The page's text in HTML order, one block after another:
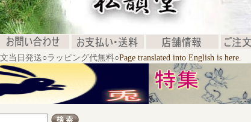
当日発送○ラッピング代無料○Page translated into English is here.